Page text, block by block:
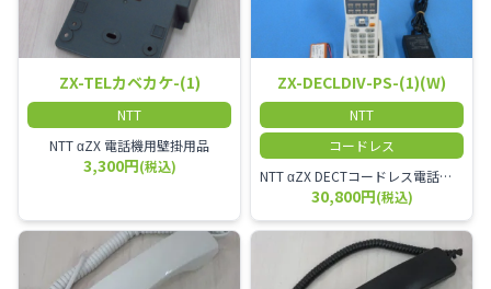
ZX-TELカベカケ-(1)
NTT
NTT αZX 電話機用壁掛用品
3,300円(税込)
ZX-DECLDIV-PS-(1)(W)
NTT
コードレス
NTT αZX DECTコードレス電話機(ダイバーシティ方式)
30,800円(税込)